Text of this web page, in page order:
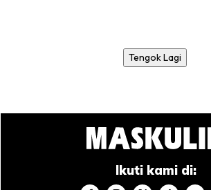
Tengok Lagi
Ikuti kami di: